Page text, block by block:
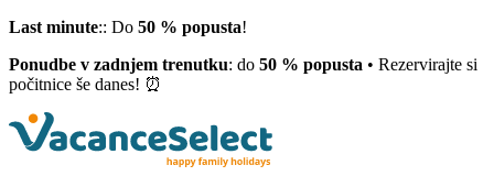
Last minute:: Do 50 % popusta!
Ponudbe v zadnjem trenutku: do 50 % popusta • Rezervirajte si
počitnice še danes! ⏰